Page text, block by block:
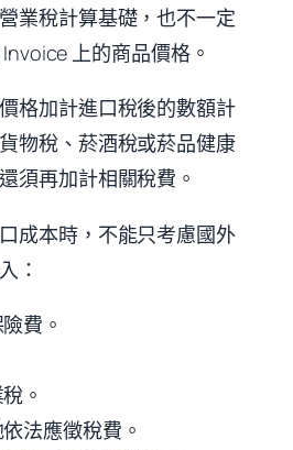
業稅計算基礎，也不一定
上的商品價格。
格加計進口稅後的數額計
物稅、菸酒稅或菸品健康
須再加計相關稅費。
成本時，不能只考慮國外
：
費。
。
法應徵稅費。